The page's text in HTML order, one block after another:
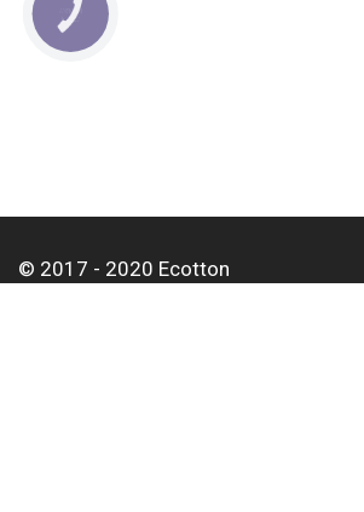
© 2017 - 2020 Ecotton
КНОПКА
СВЯЗИ